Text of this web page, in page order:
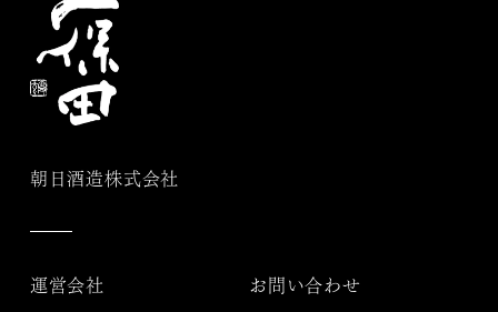
朝日酒造株式会社
運営会社 お問い合わせ